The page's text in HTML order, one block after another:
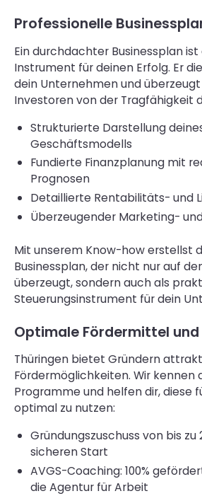
Professionelle
Ein durchdachter Businessplan
Instrument für deinen Erfolg. Er
dein Unternehmen und
Investoren von der Tragfähigkeit
Strukturierte Darstellung
Geschäftsmodells
Fundierte Finanzplanung mit
Prognosen
Detaillierte Rentabilitäts- und
Überzeugender Marketing-
Mit unserem Know-how erstellst
Businessplan, der nicht nur auf
überzeugt, sondern auch als
Steuerungsinstrument für dein
Optimale Fördermittel und
Thüringen bietet Gründern
Fördermöglichkeiten. Wir kennen
Programme und helfen dir, diese
optimal zu nutzen:
Gründungszuschuss von bis
sicheren Start
AVGS-Coaching: 100%
die Agentur für Arbeit